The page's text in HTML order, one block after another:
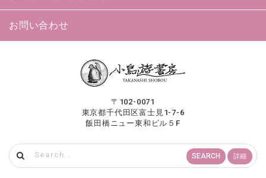
お問い合わせ
〒102-0071
東京都千代田区富士見1-7-6
飯田橋ニュー東和ビル５F
SEARCH 詳細